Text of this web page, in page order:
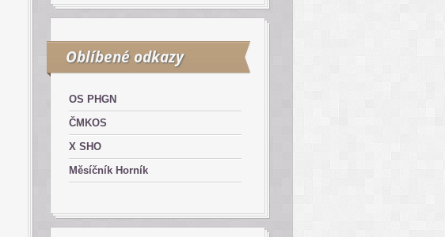
Oblíbené odkazy
OS PHGN
ČMKOS
X SHO
Měsíčník Horník